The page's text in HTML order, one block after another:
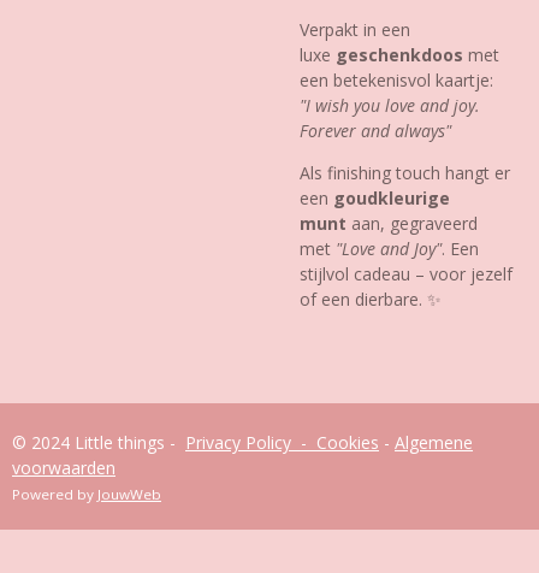
Verpakt in een
luxe geschenkdoos met
een betekenisvol kaartje:
"I wish you love and joy.
Forever and always"
Als finishing touch hangt er
een goudkleurige
munt aan, gegraveerd
met "Love and Joy". Een
stijlvol cadeau – voor jezelf
of een dierbare. ✨
© 2024 Little things - Privacy Policy - Cookies - Algemene
voorwaarden
Powered by JouwWeb